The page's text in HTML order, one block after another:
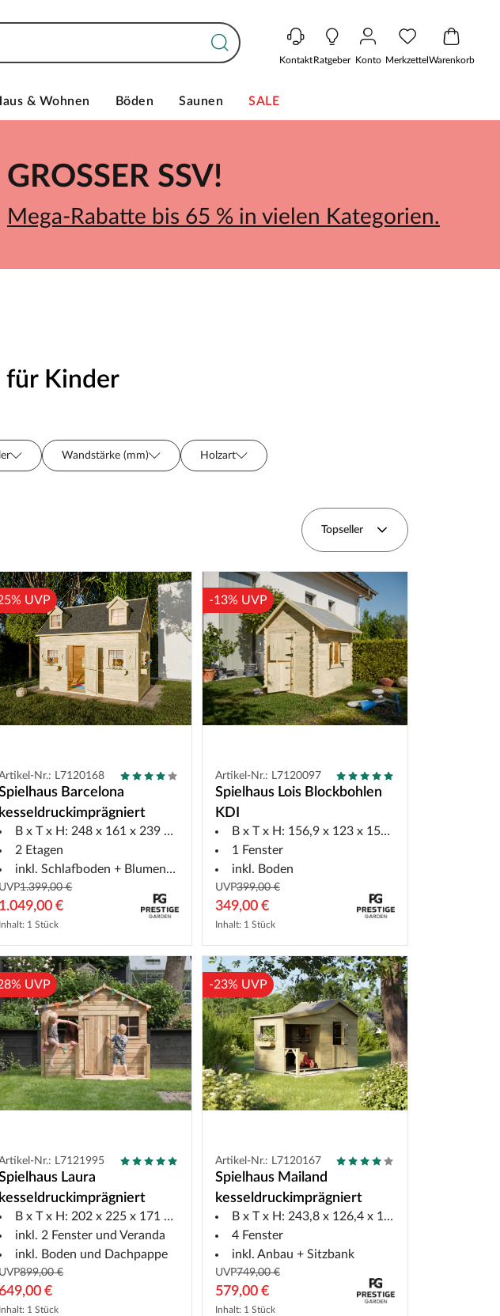
KontaktRatgeber Konto MerkzettelWarenkorb
& Wohnen Böden Saunen SALE
GROSSER SSV!
Mega-Rabatte bis 65 % in vielen Kategorien.
für Kinder
Wandstärke (mm) Holzart
Topseller
UVP
Nr.: L7120168
Barcelona
kesseldruckimprägniert
B x T x H: 248 x 161 x 239 cm
2 Etagen
inkl. Schlafboden + Blumenkästen
UVP1.399,00 €
1.049,00 €
Inhalt: 1 Stück
-13% UVP
Artikel-Nr.: L7120097
Spielhaus Lois Blockbohlen
KDI
B x T x H: 156,9 x 123 x 152,2 cm
1 Fenster
inkl. Boden
UVP399,00 €
349,00 €
Inhalt: 1 Stück
UVP
Nr.: L7121995
Laura
kesseldruckimprägniert
B x T x H: 202 x 225 x 171 cm
inkl. 2 Fenster und Veranda
inkl. Boden und Dachpappe
UVP899,00 €
€
Inhalt: 1 Stück
-23% UVP
Artikel-Nr.: L7120167
Spielhaus Mailand
kesseldruckimprägniert
B x T x H: 243,8 x 126,4 x 176,5 cm
4 Fenster
inkl. Anbau + Sitzbank
UVP749,00 €
579,00 €
Inhalt: 1 Stück